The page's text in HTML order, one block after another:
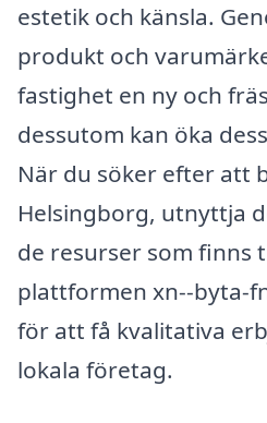
estetik och känsla.
produkt och
fastighet en ny och
dessutom kan öka
När du söker efter att
Helsingborg, utnyttja
de resurser som finns
plattformen xn--byta-
för att få kvalitativa
lokala företag.